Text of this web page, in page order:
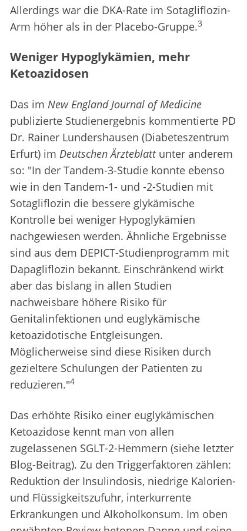
Allerdings war die DKA-Rate im Sotagliflozin-
Arm höher als in der Placebo-Gruppe.3
Weniger Hypoglykämien, mehr
Ketoazidosen
Das im New England Journal of Medicine
publizierte Studienergebnis kommentierte PD
Dr. Rainer Lundershausen (Diabeteszentrum
Erfurt) im Deutschen Ärzteblattunter anderem
so: "In der Tandem-3-Studie konnte ebenso
wie in den Tandem-1- und -2-Studien mit
Sotagliflozin die bessere glykämische
Kontrolle bei weniger Hypoglykämien
nachgewiesen werden. Ähnliche Ergebnisse
sind aus dem DEPICT-Studienprogramm mit
Dapagliflozin bekannt. Einschränkend wirkt
aber das bislang in allen Studien
nachweisbare höhere Risiko für
Genitalinfektionen und euglykämische
ketoazidotische Entgleisungen.
Möglicherweise sind diese Risiken durch
gezieltere Schulungen der Patienten zu
reduzieren."4
Das erhöhte Risiko einer euglykämischen
Ketoazidose kennt man von allen
zugelassenen SGLT-2-Hemmern (siehe letzter
Blog-Beitrag). Zu den Triggerfaktoren zählen:
Reduktion der Insulindosis, niedrige Kalorien-
und Flüssigkeitszufuhr, interkurrente
Erkrankungen und Alkoholkonsum. Im oben